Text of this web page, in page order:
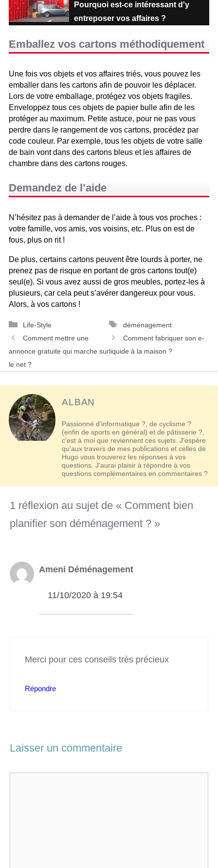
Pourquoi est-ce intéressant d'y
entreposer vos affaires ?
Emballez vos cartons méthodiquement
Une fois vos objets et vos affaires triés, vous pouvez les
emballer dans les cartons afin de pouvoir les déplacer.
Lors de votre emballage, protégez vos objets fragiles.
Enveloppez tous ces objets de papier bulle afin de les
protéger au maximum. Petite astuce, pour ne pas vous
perdre dans le rangement de vos cartons, procédez par
code couleur. Par exemple, tous les objets de votre salle
de bain vont dans des cartons bleus et les affaires de
chambre dans des cartons rouges.
Demandez de l’aide
N’hésitez pas à demander de l’aide à tous vos proches :
votre famille, vos amis, vos voisins, etc. Plus on est de
fous, plus on rit !
De plus, certains cartons peuvent être lourds à porter, ne
prenez pas de risque en portant de gros cartons tout(e)
seul(e). Si vous avez aussi de gros meubles, portez-les à
plusieurs, car cela peut s’avérer dangereux pour vous.
Alors, à vos cartons !
Catégories
Life-Style Étiquettes
déménagement
Navigation
des
articles
Comment mettre une
annonce gratuite qui marche sur
le net ?
Comment fabriquer son e-
liquide à la maison ?
ALBAN
Passionné d'informatique ?, de cyclisme ?
(enfin de sports en général) et de pâtisserie ?,
c'est à moi que reviennent ces sujets. J'espère
qu'aux travers de mes publications et celles de
Hugo vous trouverez les réponses à vos
questions. J'aurai plaisir à répondre à vos
questions complémentaires en commentaires ?
1 réflexion au sujet de « Comment bien
planifier son déménagement ? »
Ameni Déménagement
11/10/2020 à 19:54
Merci pour ces conseils très précieux
Répondre
Laisser un commentaire